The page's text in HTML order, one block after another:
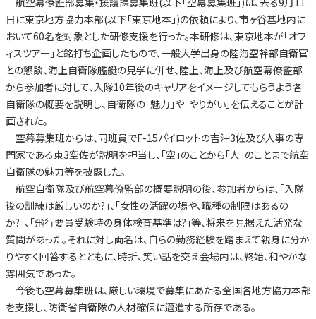
日に東京地方協力本部(以下「東京地本」)の依頼により、市ヶ谷基地内に
おいて60名を対象とした研修支援を行った。本研修は、東京地本が「オフ
ィスツアー」と銘打ち企画したもので、一般大学出身の陸海空幹部自衛官
との懇談、海上自衛隊艦艇の見学に併せ、陸上、海上及び航空幕僚監部
から参加者に対して、入隊10年後のキャリアをイメージしてもらうよう各
自衛隊の概要を説明し、自衛隊の「魅力」や「やりがい」を伝えることが計
画された。
空幕募集班からは、同班員でF-15パイロットの吉沖3佐及び人事の専
門家である東3空佐が説明を担当し、「空」のことから「人」のことまで航空
自衛隊の魅力等を披露した。
航空自衛隊及び航空幕僚監部の概要説明の後、参加者からは、「入隊
後の訓練は厳しいのか?」、「女性の活躍の場や、職種の制限はあるの
か?」、「飛行要員受験時の身体検査基準は?」等、将来を見据えた活発な
質問があった。それに対し両名は、自らの勤務経験を踏まえて親身に分か
りやすく回答するとともに、時折、笑い話を交え会場内は、終始、和やかな
雰囲気であった。
今後も空幕募集班は、厳しい環境で募集にあたる全国各地方協力本部
を支援し、防衛省自衛隊の人材確保に邁進する所存である。